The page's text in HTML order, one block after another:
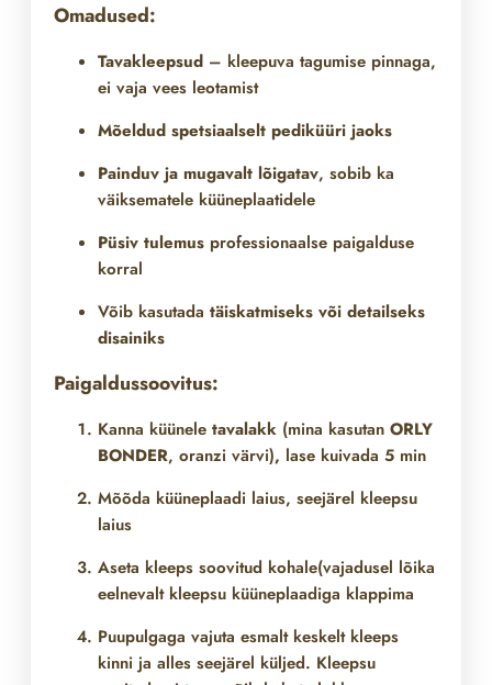
Omadused:
Tavakleepsud – kleepuva tagumise pinnaga,
ei vaja vees leotamist
Mõeldud spetsiaalselt pediküüri jaoks
Painduv ja mugavalt lõigatav, sobib ka
väiksematele küüneplaatidele
Püsiv tulemus professionaalse paigalduse
korral
Võib kasutadatäiskatmiseks või detailseks
disainiks
Paigaldussoovitus:
Kanna küüneletavalakk (mina kasutanORLY
BONDER, oranzi värvi), lase kuivada 5 min
Mõõda küüneplaadi laius, seejärel kleepsu
laius
Aseta kleeps soovitud kohale(vajadusel lõika
eelnevalt kleepsu küüneplaadiga klappima
Puupulgaga vajuta esmalt keskelt kleeps
kinni ja alles seejärel küljed. Kleepsu